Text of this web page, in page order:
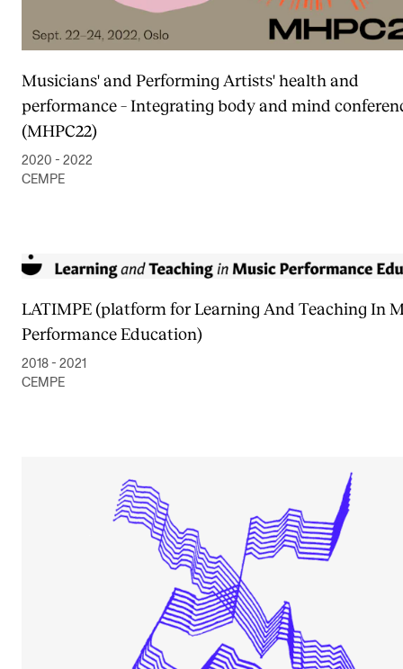
Musicians' and Performing Artists' health and
performance – Integrating body and mind
(MHPC22)
2020 - 2022
CEMPE
LATIMPE (platform for Learning And Teaching In
Performance Education)
2018 - 2021
CEMPE